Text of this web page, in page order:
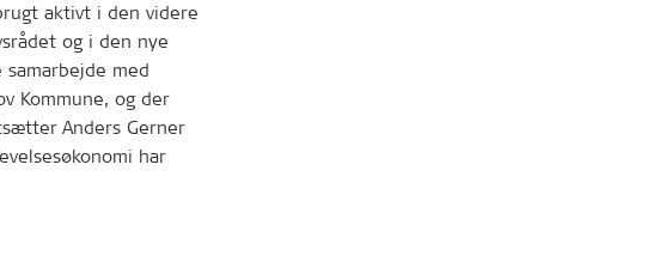
aktivt i den videre
og i den nye
med
Kommune, og der
Anders Gerner
har